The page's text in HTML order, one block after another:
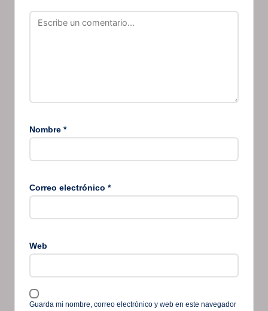
Nombre *
Correo electrónico *
Web
Guarda mi nombre, correo electrónico y web en este navegador